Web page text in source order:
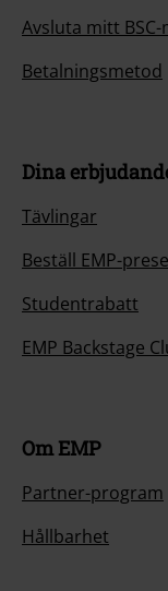
Avsluta mitt
Betalningsmetod
Dina
Tävlingar
Beställ EMP-
Studentrabatt
EMP Backstage
Om EMP
Partner-program
Hållbarhet